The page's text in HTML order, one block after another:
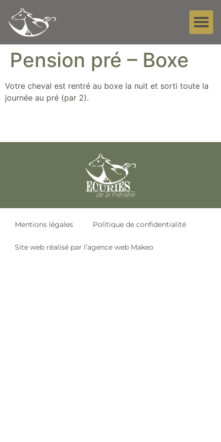
Pension pré – Boxe
Votre cheval est rentré au boxe la nuit et sorti toute la
journée au pré (par 2).
Mentions légales Politique de confidentialité
Site web réalisé par l’agence web Makeo